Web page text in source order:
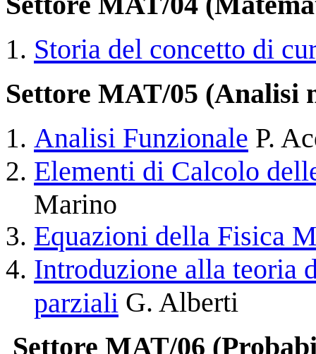
Storia del concetto di
Settore MAT/05 (Analisi
Analisi Funzionale P.
Elementi di Calcolo
Marino
Equazioni della Fisica
Introduzione alla teoria
parziali G. Alberti
Settore MAT/06